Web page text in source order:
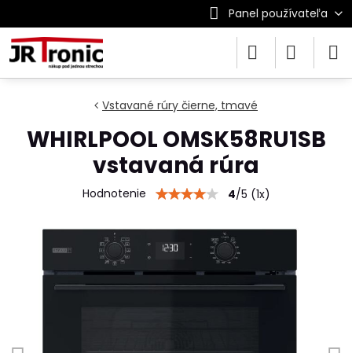
Panel používateľa
Vstavané rúry čierne, tmavé
WHIRLPOOL OMSK58RU1SB
vstavaná rúra
Hodnotenie 4/5 (1x)